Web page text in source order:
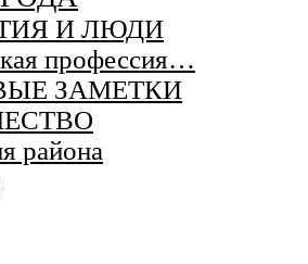
И ЛЮДИ
профессия…
ЗАМЕТКИ
района